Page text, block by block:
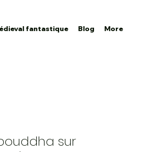
fantastique Blog More
sur